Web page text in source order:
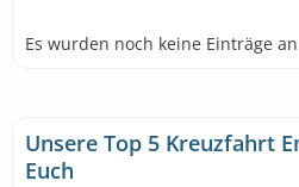
Es wurden noch keine Einträge
Unsere Top 5 Kreuzfahrt
Euch